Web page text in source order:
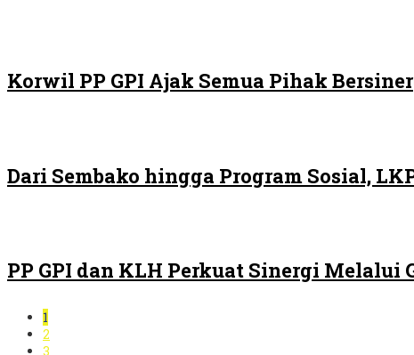
Korwil PP GPI Ajak Semua Pihak
Dari Sembako hingga Program Sosial,
PP GPI dan KLH Perkuat Sinergi Melalui
1
2
3